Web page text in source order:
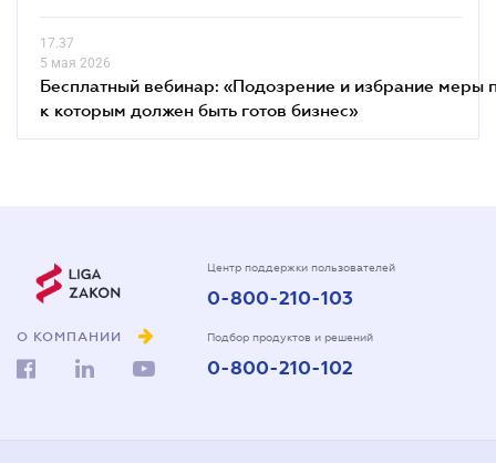
17.37
5 мая 2026
Бесплатный вебинар: «Подозрение и избрание меры
к которым должен быть готов бизнес»
О КОМПАНИИ
Центр поддержки пользователей
0-800-210-103
Подбор продуктов и решений
0-800-210-102